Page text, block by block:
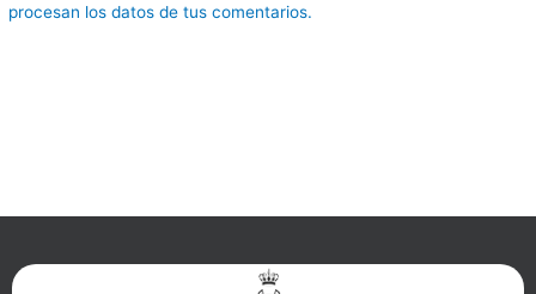
procesan los datos de tus comentarios.